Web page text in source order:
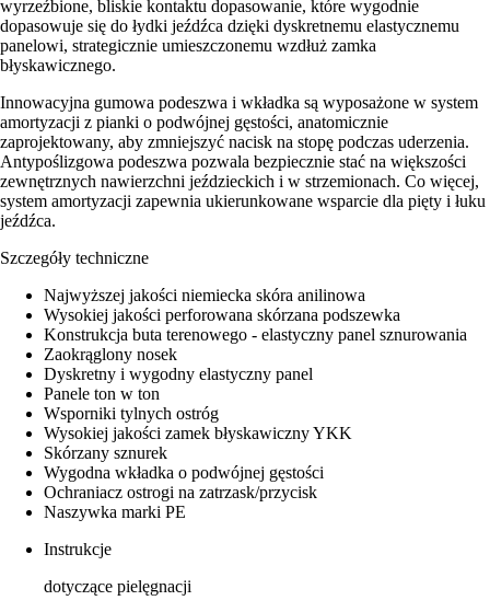
wyrzeźbione, bliskie kontaktu dopasowanie, które wygodnie
dopasowuje się do łydki jeźdźca dzięki dyskretnemu elastycznemu
panelowi, strategicznie umieszczonemu wzdłuż zamka
błyskawicznego.
Innowacyjna gumowa podeszwa i wkładka są wyposażone w system
amortyzacji z pianki o podwójnej gęstości, anatomicznie
zaprojektowany, aby zmniejszyć nacisk na stopę podczas uderzenia.
Antypoślizgowa podeszwa pozwala bezpiecznie stać na większości
zewnętrznych nawierzchni jeździeckich i w strzemionach. Co więcej,
system amortyzacji zapewnia ukierunkowane wsparcie dla pięty i łuku
jeźdźca.
Szczegóły techniczne
Najwyższej jakości niemiecka skóra anilinowa
Wysokiej jakości perforowana skórzana podszewka
Konstrukcja buta terenowego - elastyczny panel sznurowania
Zaokrąglony nosek
Dyskretny i wygodny elastyczny panel
Panele ton w ton
Wsporniki tylnych ostróg
Wysokiej jakości zamek błyskawiczny YKK
Skórzany sznurek
Wygodna wkładka o podwójnej gęstości
Ochraniacz ostrogi na zatrzask/przycisk
Naszywka marki PE
Instrukcje
dotyczące pielęgnacji